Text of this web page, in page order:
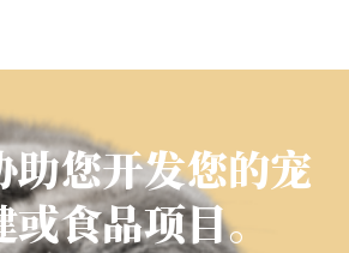
助您开发您的宠
食品项目。